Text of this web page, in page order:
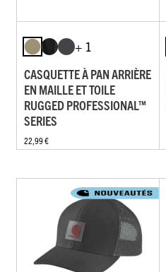
+ 1
CASQUETTE À PAN ARRIÈRE
EN MAILLE ET TOILE
RUGGED PROFESSIONAL™
SERIES
22,99 €